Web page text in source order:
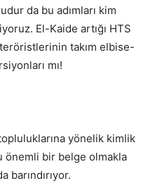
da bu adımları kim
El-Kaide artığı HTS
takım elbise-
mı!
yönelik kimlik
önemli bir belge olmakla
barındırıyor.